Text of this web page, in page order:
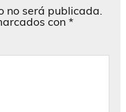
no será publicada.
con *